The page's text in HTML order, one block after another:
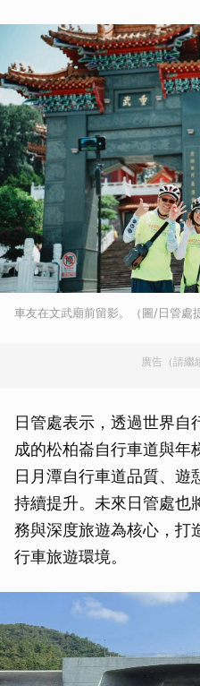
車友在文武廟前留影。（圖/日管處
廣告（請繼
日管處表示，透過世界自
成的松柏崙自行車道與年
日月潭自行車道品質、遊
持續提升。未來日管處也
務與深度旅遊為核心，打
行車旅遊環境。